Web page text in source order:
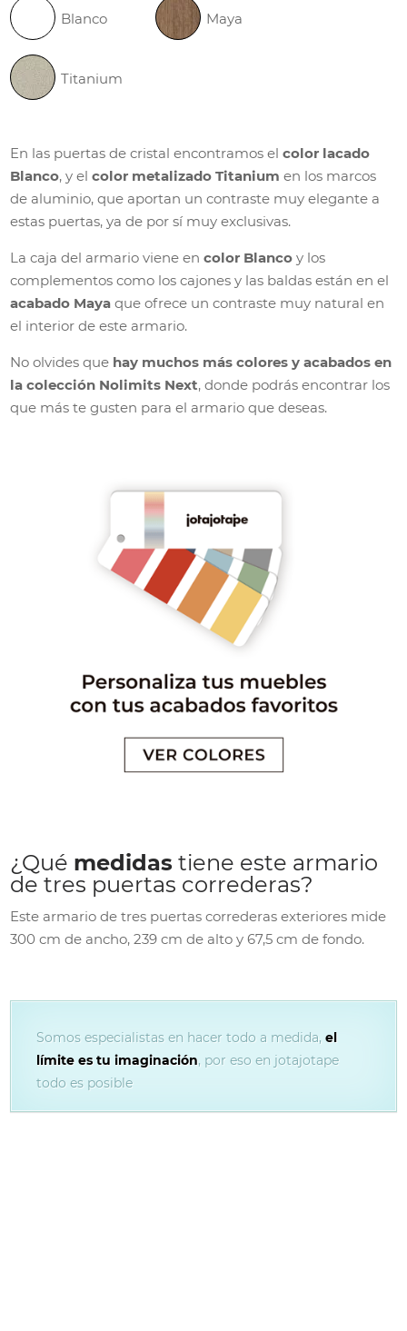
Blanco Maya
Titanium
En las puertas de cristal encontramos elcolor lacado
Blanco, y elcolor metalizado Titanium en los marcos
de aluminio, que aportan un contraste muy elegante a
estas puertas, ya de por sí muy exclusivas.
La caja del armario viene encolor Blanco y los
complementos como los cajones y las baldas están en el
acabado Maya que ofrece un contraste muy natural en
el interior de este armario.
No olvides que hay muchos más colores y acabados en
la colección Nolimits Next, donde podrás encontrar los
que más te gusten para el armario que deseas.
¿Qué medidas tiene este armario
de tres puertas correderas?
Este armario de tres puertas correderas exteriores mide
300 cm de ancho, 239 cm de alto y 67,5 cm de fondo.
Somos especialistas en hacer todo a medida,el
límite es tu imaginación, por eso en jotajotape
todo es posible